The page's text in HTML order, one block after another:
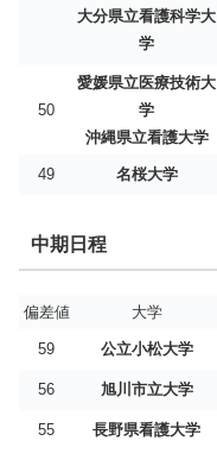
大分県立看護科学大
学
50
愛媛県立医療技術大
学
沖縄県立看護大学
49 名桜大学
中期日程
偏差値 大学
59 公立小松大学
56 旭川市立大学
55 長野県看護大学